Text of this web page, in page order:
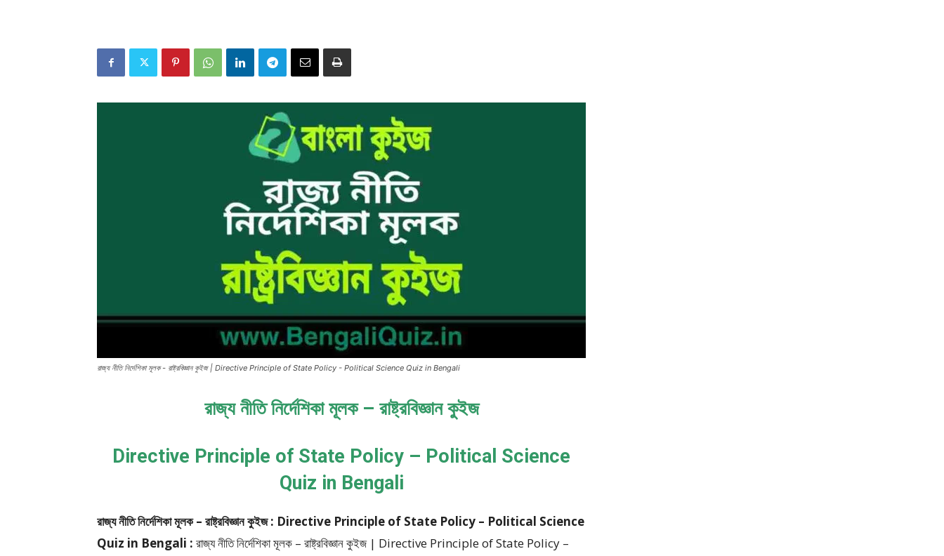
রাজ্য নীতি নির্দেশিকা মূলক - রাষ্ট্রবিজ্ঞান কুইজ | Directive Principle of State Policy - Political Science Quiz in Bengali
রাজ্য নীতি নির্দেশিকা মূলক – রাষ্ট্রবিজ্ঞান কুইজ
Directive Principle of State Policy – Political Science
Quiz in Bengali
রাজ্য নীতি নির্দেশিকা মূলক – রাষ্ট্রবিজ্ঞান কুইজ : Directive Principle of State Policy – Political Science
Quiz in Bengali : রাজ্য নীতি নির্দেশিকা মূলক – রাষ্ট্রবিজ্ঞান কুইজ | Directive Principle of State Policy –